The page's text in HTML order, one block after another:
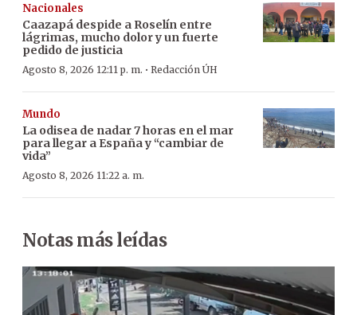
Nacionales
Caazapá despide a Roselín entre
lágrimas, mucho dolor y un fuerte
pedido de justicia
Agosto 8, 2026 12:11 p. m. · Redacción ÚH
Mundo
La odisea de nadar 7 horas en el mar
para llegar a España y “cambiar de
vida”
Agosto 8, 2026 11:22 a. m.
Notas más leídas